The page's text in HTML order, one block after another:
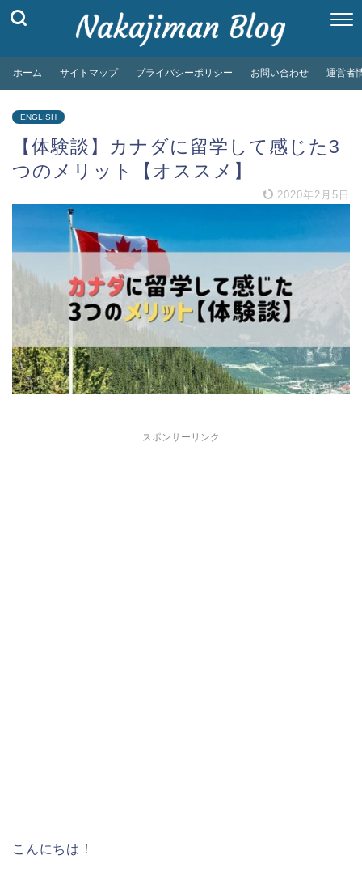
ホーム サイトマップ プライバシーポリシー お問い合わせ 運営者
ENGLISH
【体験談】カナダに留学して感じた3
つのメリット【オススメ】
2020年2月5日
スポンサーリンク
こんにちは！